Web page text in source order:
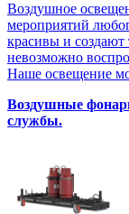
Воздушное
мероприятий
красивы и создают
невозможно
Наше освещение
Воздушные
службы.